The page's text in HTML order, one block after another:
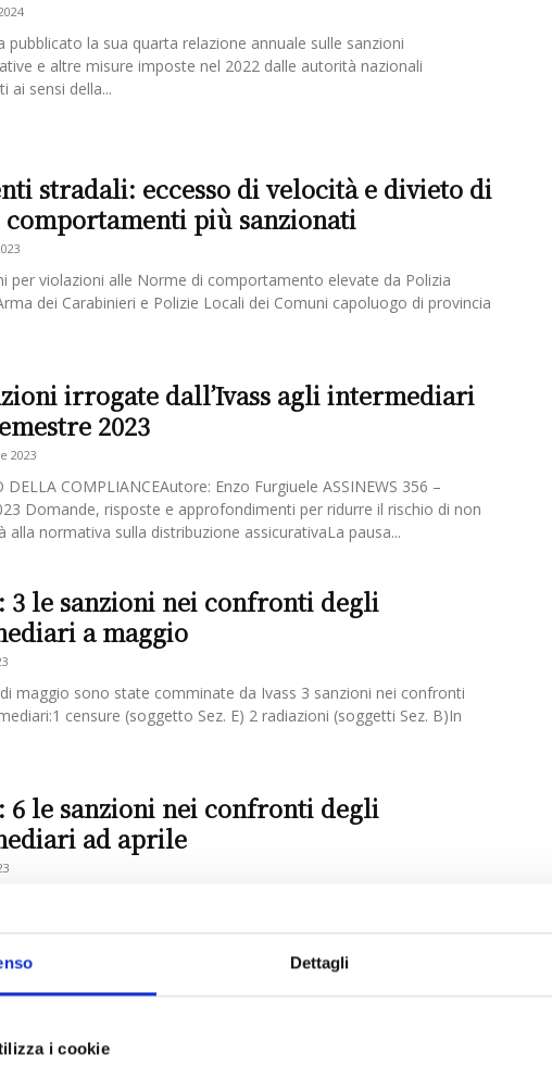
Dettagli
i cookie
pubblicato la sua quarta relazione annuale sulle sanzioni
e altre misure imposte nel 2022 dalle autorità nazionali
ai sensi della...
stradali: eccesso di velocità e divieto di
comportamenti più sanzionati
per violazioni alle Norme di comportamento elevate da Polizia
dei Carabinieri e Polizie Locali dei Comuni capoluogo di provincia
irrogate dall’Ivass agli intermediari
2023
2023
DELLA COMPLIANCEAutore: Enzo Furgiuele ASSINEWS 356 –
Domande, risposte e approfondimenti per ridurre il rischio di non
alla normativa sulla distribuzione assicurativaLa pausa...
3 le sanzioni nei confronti degli
a maggio
maggio sono state comminate da Ivass 3 sanzioni nei confronti
censure (soggetto Sez. E) 2 radiazioni (soggetti Sez. B)In
6 le sanzioni nei confronti degli
ad aprile
a marzo